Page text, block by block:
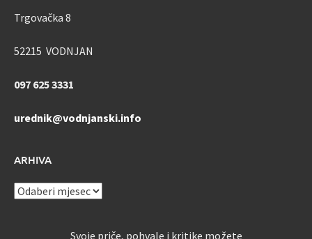
Trgovačka 8
52215 VODNJAN
097 625 3331
urednik@vodnjanski.info
ARHIVA
ARHIVA
Svoje priče, pohvale i kritike možete